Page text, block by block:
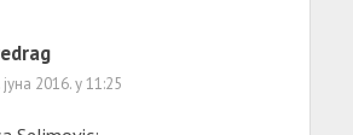
јуна 2016. у 11:25